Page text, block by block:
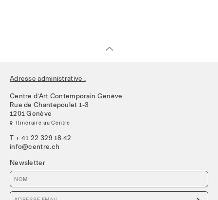
Adresse administrative :
Centre d’Art Contemporain Genève
Rue de Chantepoulet 1-3
1201 Genève
 Itinéraire au Centre
T + 41 22 329 18 42
info@centre.ch
Newsletter